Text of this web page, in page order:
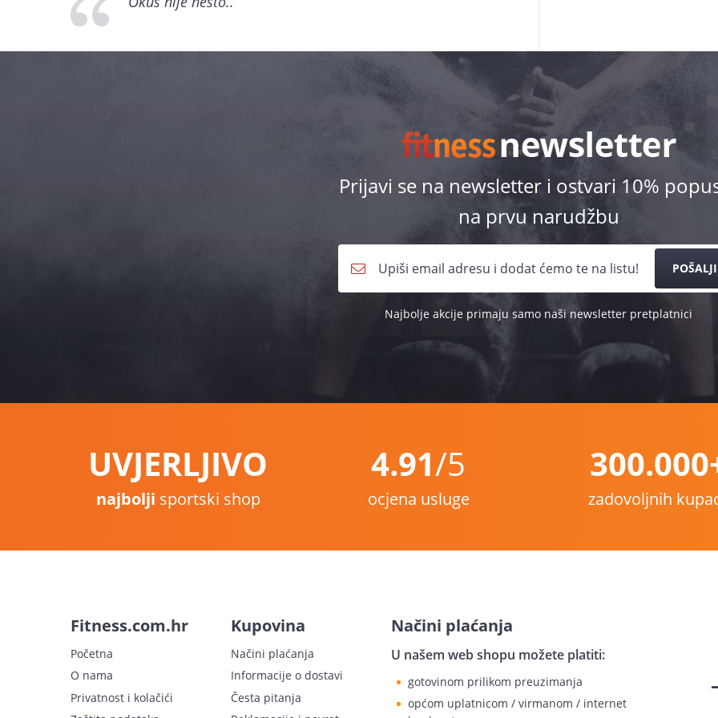
Prijavi se na newsletter i ostvari 10%
na prvu narudžbu
POŠALJI
Najbolje akcije primaju samo naši newsletter pretplatnici
UVJERLJIVO
najbolji sportski shop
4.91/5
ocjena usluge zadovoljnih
Fitness.com.hr
Početna
O nama
Privatnost i kolačići
Kupovina
Načini plaćanja
Informacije o dostavi
Česta pitanja
Načini plaćanja
U našem web shopu možete platiti:
gotovinom prilikom preuzimanja
općom uplatnicom / virmanom / internet